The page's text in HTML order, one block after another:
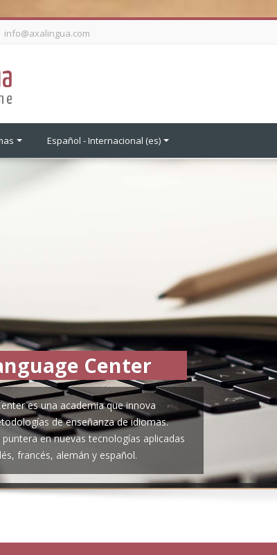
info@axalingua.com
Español - Internacional ‎(es)‎
Center
es una academia que innova
de enseñanza de idiomas.
en nuevas tecnologías aplicadas
francés, alemán y español.